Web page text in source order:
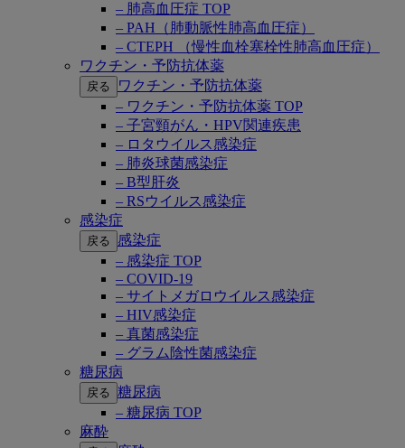
– 肺高血圧症 TOP
– PAH（肺動脈性肺高血圧症）
– CTEPH （慢性血栓塞栓性肺高血圧症）
ワクチン・予防抗体薬
戻る
ワクチン・予防抗体薬
– ワクチン・予防抗体薬 TOP
– 子宮頸がん・HPV関連疾患
– ロタウイルス感染症
– 肺炎球菌感染症
– B型肝炎
– RSウイルス感染症
感染症
戻る
感染症
– 感染症 TOP
– COVID-19
– サイトメガロウイルス感染症
– HIV感染症
– 真菌感染症
– グラム陰性菌感染症
糖尿病
戻る 糖尿病
– 糖尿病 TOP
麻酔